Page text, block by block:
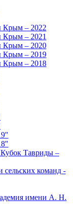
Крым – 2022
Крым – 2021
Крым – 2020
Крым – 2019
Крым – 2018
Тавриды –
сельских команд -
имени А. Н.